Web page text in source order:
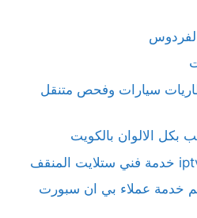
سيارات وفحص متنقل
الالوان بالكويت
خدمة عملاء بي ان سبورت